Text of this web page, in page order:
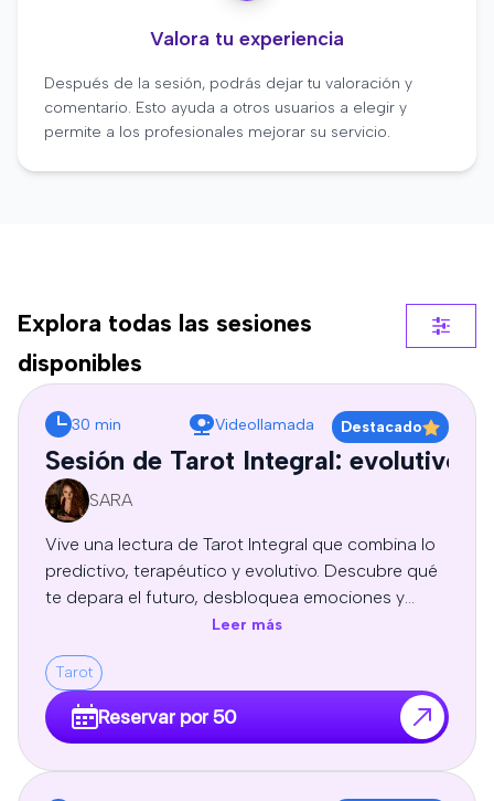
Valora tu experiencia
Después de la sesión, podrás dejar tu valoración y
comentario. Esto ayuda a otros usuarios a elegir y
permite a los profesionales mejorar su servicio.
Explora todas las sesiones
disponibles
30 min Videollamada Destacado
Sesión de Tarot Integral: evolutivo,
SARA
Vive una lectura de Tarot Integral que combina lo
predictivo, terapéutico y evolutivo. Descubre qué
te depara el futuro, desbloquea emociones y
patrones limitantes, y recibe guía espiritual y
autoconocimiento para tomar decisiones
conscientes y transformar tu vida. Sesion
profesional de tarot personal, orientación y
crecimiento personal, adaptadas a tu energía y
Leer más
Tarot
Reservar por 50